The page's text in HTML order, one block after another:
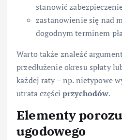
stanowić
zastanowienie się nad
dogodnym terminem
Warto także znaleźć
przedłużenie okresu spłaty
każdej raty – np. nietypowe
utrata częściprzychodów.
Elementy
ugodowego